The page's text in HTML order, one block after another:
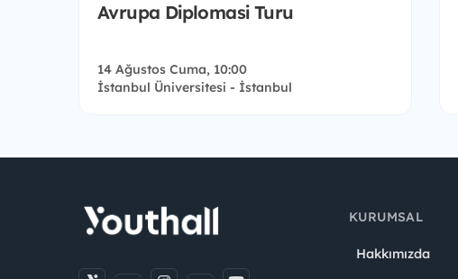
Avrupa Diplomasi Turu
14 Ağustos Cuma, 10:00
İstanbul Üniversitesi - İstanbul
KURUMSAL
Hakkımızda